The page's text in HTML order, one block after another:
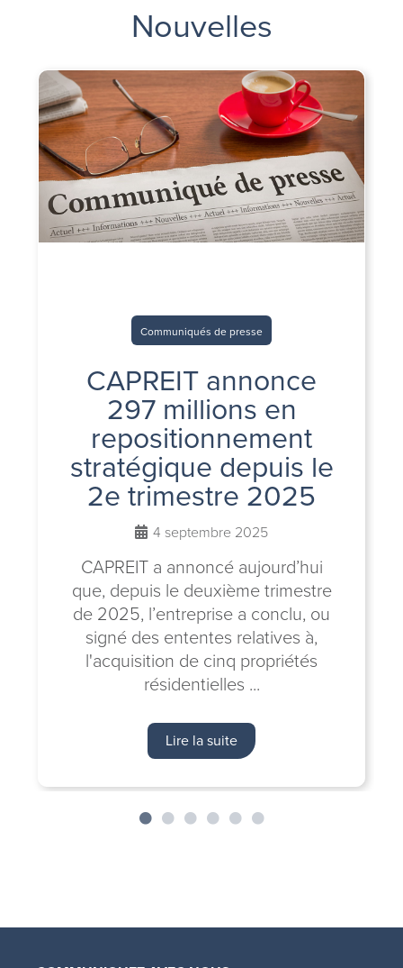
Nouvelles
Communiqués de presse
CAPREIT annonce
297 millions en
repositionnement
stratégique depuis le
2e trimestre 2025
4 septembre 2025
CAPREIT a annoncé aujourd’hui
que, depuis le deuxième trimestre
de 2025, l’entreprise a conclu, ou
signé des ententes relatives à,
l'acquisition de cinq propriétés
résidentielles ...
Lire la suite